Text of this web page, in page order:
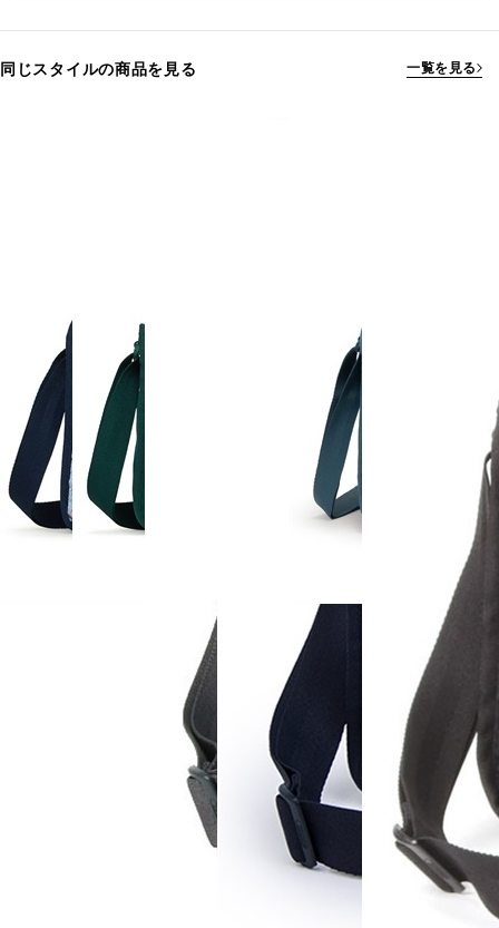
同じスタイルの商品を見る 一覧を見る